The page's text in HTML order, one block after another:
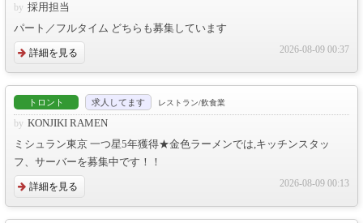
採用担当
パート／フルタイム どちらも募集しています
詳細を見る 2026-08-09 00:37
トロント 求人してます レストラン/飲食業
KONJIKI RAMEN
ミシュラン東京 一つ星5年獲得★金色ラーメンでは,キッチンスタッ
フ、サーバーを募集中です！！
詳細を見る 2026-08-09 00:13